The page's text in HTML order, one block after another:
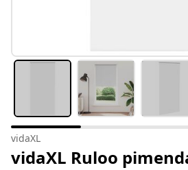
vidaXL
vidaXL Ruloo